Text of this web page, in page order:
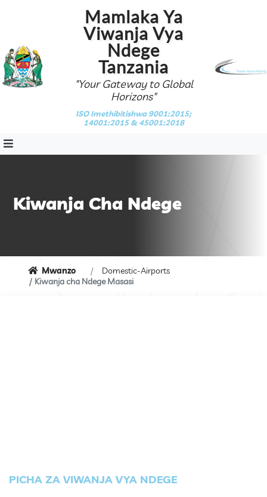
Mamlaka Ya
Viwanja Vya
Ndege
Tanzania
"Your Gateway to Global
Horizons"
ISO Imethibitishwa 9001:2015;
14001:2015 & 45001:2018
Kiwanja Cha Ndege
Mwanzo
Domestic-Airports
Kiwanja cha Ndege Masasi
PICHA ZA VIWANJA VYA NDEGE